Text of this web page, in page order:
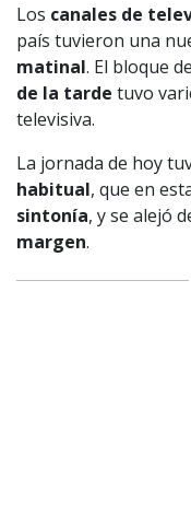
Los canales de
país tuvieron una
matinal. El bloque
de la tarde tuvo
televisiva.
La jornada de hoy
habitual, que en
sintonía, y se alejó
margen.